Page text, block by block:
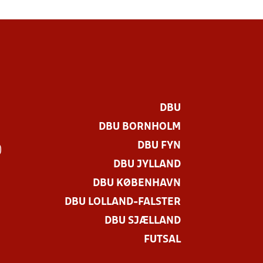
DBU
DBU BORNHOLM
DBU FYN
DBU JYLLAND
DBU KØBENHAVN
DBU LOLLAND-FALSTER
DBU SJÆLLAND
FUTSAL